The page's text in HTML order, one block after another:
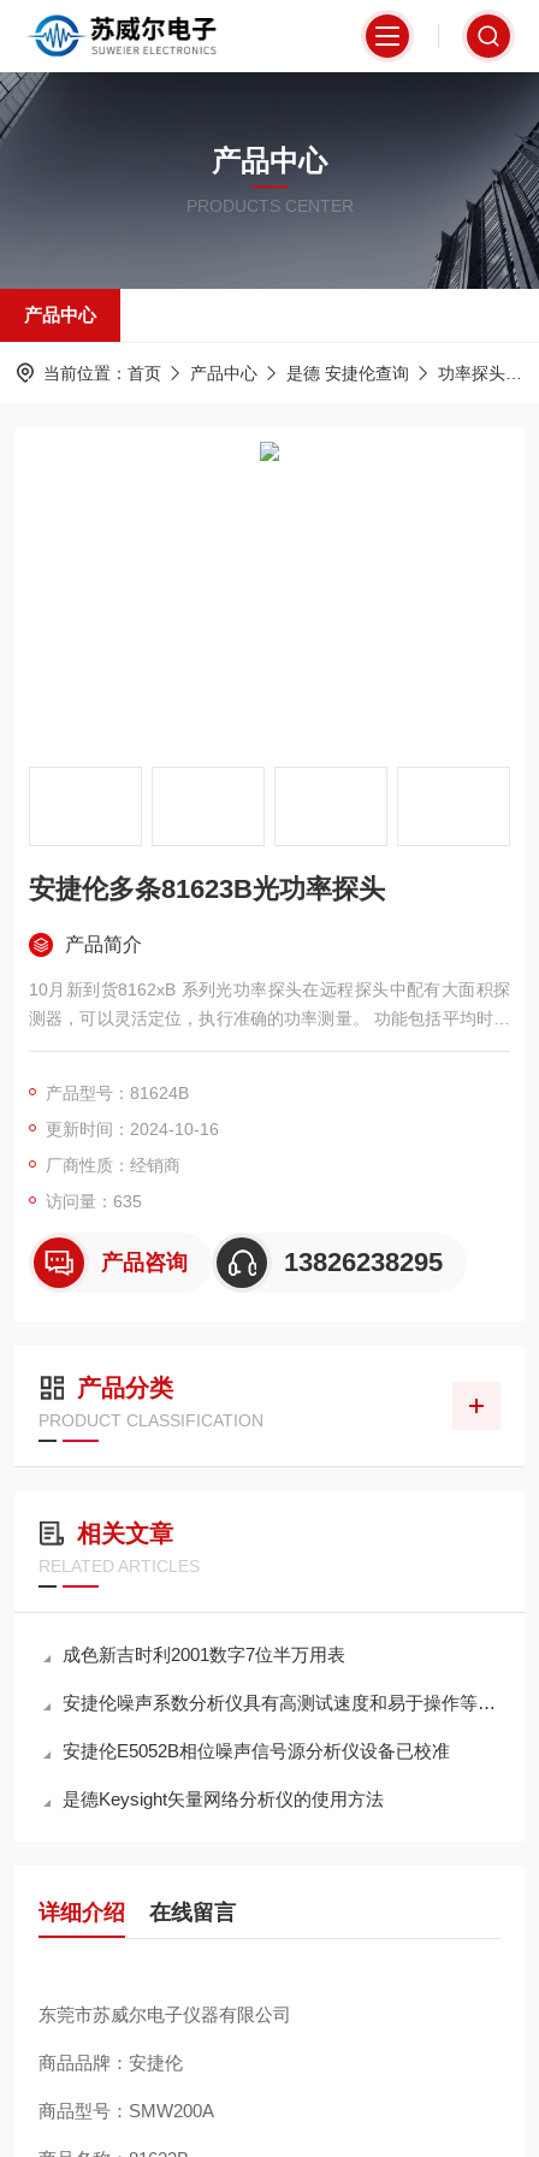
产品中心
PRODUCTS CENTER
产品中心
当前位置： 首页 产品中心 是德 安捷伦查询 功率探头
安捷伦多条81623B光功率探头
产品简介
10月新到货8162xB 系列光功率探头在远程探头中配有大面积探
测器，可以灵活定位，执行准确的功率测量。 功能包括平均时间
设置（100 µs 至 10 s）、自动功率量程、最小值和最大值监测，
产品型号：81624B
更新时间：2024-10-16
厂商性质：经销商
访问量：635
产品咨询 13826238295
产品分类
PRODUCT CLASSIFICATION
相关文章
RELATED ARTICLES
成色新吉时利2001数字7位半万用表
安捷伦噪声系数分析仪具有高测试速度和易于操作等优点
安捷伦E5052B相位噪声信号源分析仪设备已校准
是德Keysight矢量网络分析仪的使用方法
详细介绍 在线留言
东莞市苏威尔电子仪器有限公司
商品品牌：安捷伦
商品型号：SMW200A